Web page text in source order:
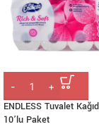
ENDLESS Tuvalet
10’lu Paket